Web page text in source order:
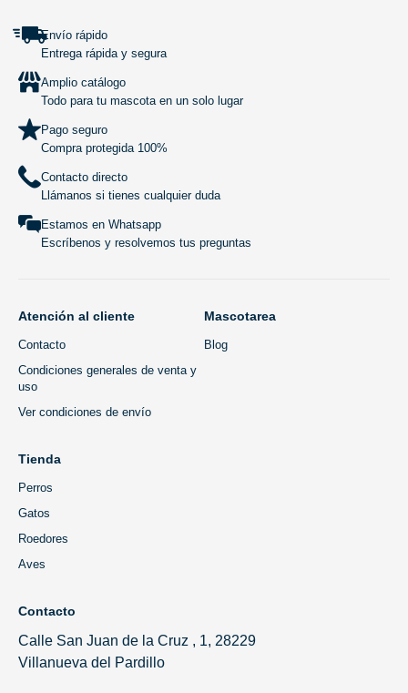
Envío rápido
Entrega rápida y segura
Amplio catálogo
Todo para tu mascota en un solo lugar
Pago seguro
Compra protegida 100%
Contacto directo
Llámanos si tienes cualquier duda
Estamos en Whatsapp
Escríbenos y resolvemos tus preguntas
Atención al cliente
Contacto
Condiciones generales de venta y
uso
Ver condiciones de envío
Mascotarea
Blog
Tienda
Perros
Gatos
Roedores
Aves
Contacto
Calle San Juan de la Cruz , 1, 28229
Villanueva del Pardillo